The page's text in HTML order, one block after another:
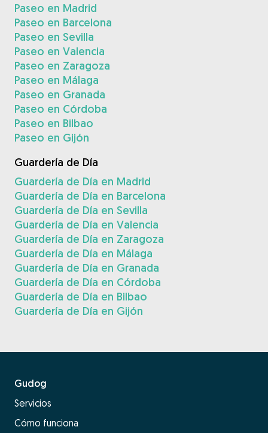
Paseo en Madrid
Paseo en Barcelona
Paseo en Sevilla
Paseo en Valencia
Paseo en Zaragoza
Paseo en Málaga
Paseo en Granada
Paseo en Córdoba
Paseo en Bilbao
Paseo en Gijón
Guardería de Día
Guardería de Día en Madrid
Guardería de Día en Barcelona
Guardería de Día en Sevilla
Guardería de Día en Valencia
Guardería de Día en Zaragoza
Guardería de Día en Málaga
Guardería de Día en Granada
Guardería de Día en Córdoba
Guardería de Día en Bilbao
Guardería de Día en Gijón
Gudog
Servicios
Cómo funciona